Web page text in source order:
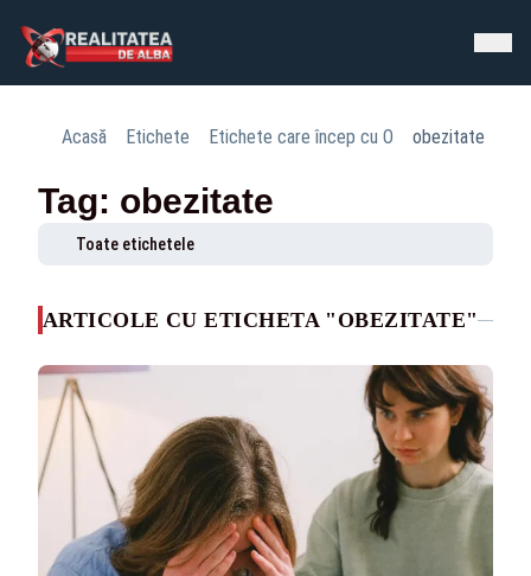
Acasă Etichete Etichete care încep cu O obezitate
Tag: obezitate
Toate etichetele
ARTICOLE CU ETICHETA "OBEZITATE"